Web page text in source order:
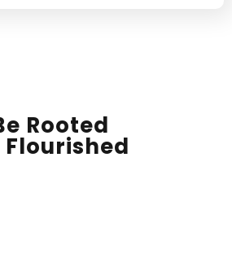
Rooted
Flourished